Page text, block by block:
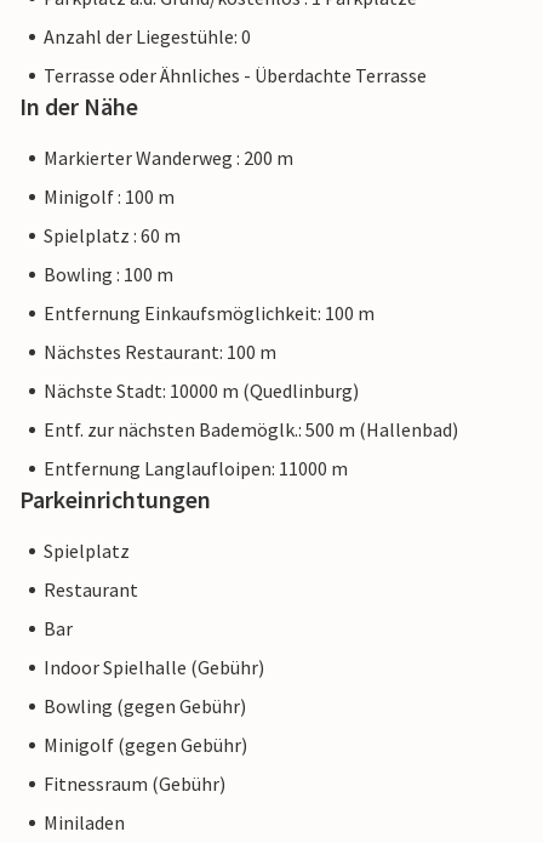
Anzahl der Liegestühle: 0
Terrasse oder Ähnliches - Überdachte Terrasse
In der Nähe
Markierter Wanderweg : 200 m
Minigolf : 100 m
Spielplatz : 60 m
Bowling : 100 m
Entfernung Einkaufsmöglichkeit: 100 m
Nächstes Restaurant: 100 m
Nächste Stadt: 10000 m (Quedlinburg)
Entf. zur nächsten Bademöglk.: 500 m (Hallenbad)
Entfernung Langlaufloipen: 11000 m
Parkeinrichtungen
Spielplatz
Restaurant
Bar
Indoor Spielhalle (Gebühr)
Bowling (gegen Gebühr)
Minigolf (gegen Gebühr)
Fitnessraum (Gebühr)
Miniladen